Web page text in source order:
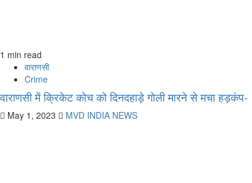
1 min read
वाराणसी
Crime
वाराणसी में क्रिकेट कोच को दिनदहाड़े गोली मारने से मचा हड़कंप-
May 1, 2023 MVD INDIA NEWS